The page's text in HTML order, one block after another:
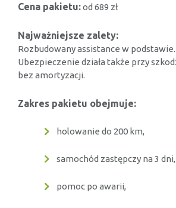
Cena pakietu:od 689 zł
Najważniejsze zalety:
Rozbudowany assistance w podstawie.
Ubezpieczenie działa także przy
bez amortyzacji.
Zakres pakietu obejmuje:
holowanie do 200 km,
samochód zastępczy na 3 dni,
pomoc po awarii,